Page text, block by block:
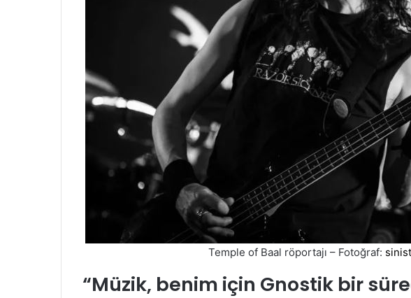
Temple of Baal röportajı – Fotoğraf:
“Müzik, benim için Gnostik bir